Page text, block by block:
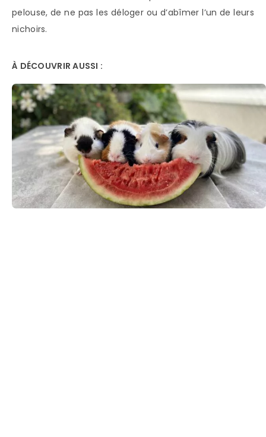
pelouse, de ne pas les déloger ou d’abîmer l’un de leurs
nichoirs.
À DÉCOUVRIR AUSSI :